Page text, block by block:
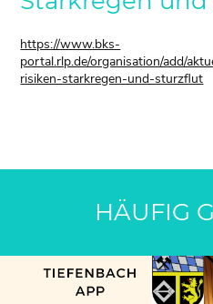
https://www.bks-
portal.rlp.de/organisation/add/
risiken-starkregen-und-sturzflut
HÄUFIG